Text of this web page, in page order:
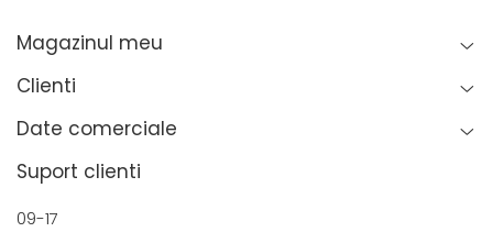
Magazinul meu
Clienti
Date comerciale
Suport clienti
09-17